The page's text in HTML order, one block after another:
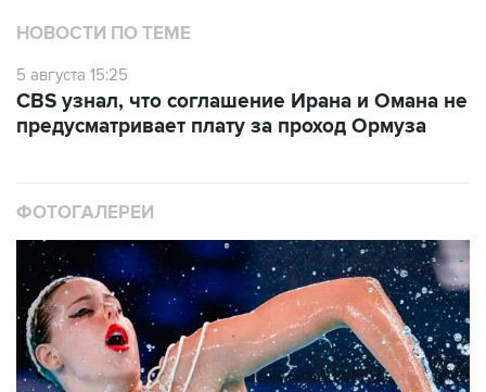
5 августа 15:25
предусматривает плату за проход Ормуза